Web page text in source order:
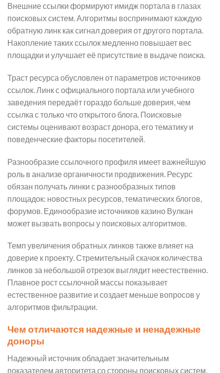
Внешние ссылки формируют имидж портала в глазах
поисковых систем. Алгоритмы воспринимают каждую
обратную линк как сигнал доверия от другого портала.
Накопление таких ссылок медленно повышает вес
площадки и улучшает её присутствие в выдаче поиска.
Траст ресурса обусловлен от параметров источников
ссылок. Линк с официального портала или учебного
заведения передаёт гораздо больше доверия, чем
ссылка с только что открытого блога. Поисковые
системы оценивают возраст донора, его тематику и
поведенческие факторы посетителей.
Разнообразие ссылочного профиля имеет важнейшую
роль в анализе органичности продвижения. Ресурс
обязан получать линки с разнообразных типов
площадок: новостных ресурсов, тематических блогов,
форумов. Единообразие источников казино Вулкан
может вызвать вопросы у поисковых алгоритмов.
Темп увеличения обратных линков также влияет на
доверие к проекту. Стремительный скачок количества
линков за небольшой отрезок выглядит неестественно.
Плавное рост ссылочной массы показывает
естественное развитие и создает меньше вопросов у
алгоритмов фильтрации.
Чем отличаются надежные и ненадежные
доноры
Надежный источник обладает значительным
показателем авторитета со стороны поисковых систем.